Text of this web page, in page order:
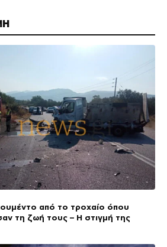
από το τροχαίο όπου
τη ζωή τους – Η στιγμή της